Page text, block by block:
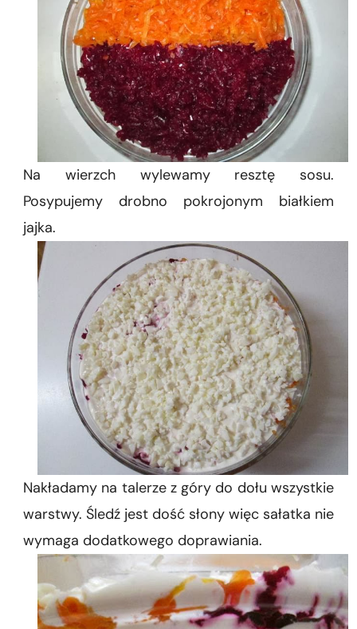
Na wierzch wylewamy resztę sosu.
Posypujemy drobno pokrojonym białkiem
jajka.
Nakładamy na talerze z góry do dołu wszystkie
warstwy. Śledź jest dość słony więc sałatka nie
wymaga dodatkowego doprawiania.